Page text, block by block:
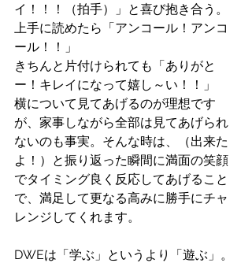
イ！！！（拍手）」と喜び抱き合う。
上手に読めたら「アンコール！アンコ
ール！！」
きちんと片付けられても「ありがと
ー！キレイになって嬉し～い！！」
横について見てあげるのが理想です
が、家事しながら全部は見てあげられ
ないのも事実。そんな時は、（出来た
よ！）と振り返った瞬間に満面の笑顔
でタイミング良く反応してあげること
で、満足して更なる高みに勝手にチャ
レンジしてくれます。
DWEは「学ぶ」というより「遊ぶ」。